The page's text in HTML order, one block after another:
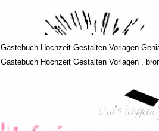
Gästebuch Hochzeit Gestalten Vorlagen
Gastebuch Hochzeit Gestalten Vorlagen ,